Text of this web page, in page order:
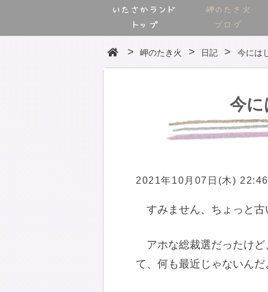
いたさかランド
トップ
岬のたき火
ブログ
岬のたき火 日記 今には
今
2021年10月07日(木)
すみません、ちょっと
アホな総裁選だったけ
て、何も最近じゃないんだ